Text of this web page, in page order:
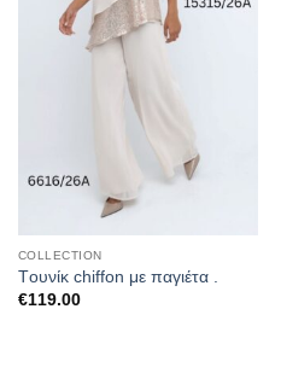
COLLECTION
Tουνίκ chiffon με παγιέτα .
€119.00